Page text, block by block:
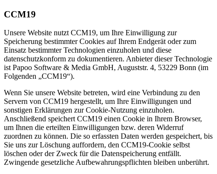
CCM19
Unsere Website nutzt CCM19, um Ihre Einwilligung zur
Speicherung bestimmter Cookies auf Ihrem Endgerät oder zum
Einsatz bestimmter Technologien einzuholen und diese
datenschutzkonform zu dokumentieren. Anbieter dieser Technologie
ist Papoo Software & Media GmbH, Auguststr. 4, 53229 Bonn (im
Folgenden „CCM19“).
Wenn Sie unsere Website betreten, wird eine Verbindung zu den
Servern von CCM19 hergestellt, um Ihre Einwilligungen und
sonstigen Erklärungen zur Cookie-Nutzung einzuholen.
Anschließend speichert CCM19 einen Cookie in Ihrem Browser,
um Ihnen die erteilten Einwilligungen bzw. deren Widerruf
zuordnen zu können. Die so erfassten Daten werden gespeichert, bis
Sie uns zur Löschung auffordern, den CCM19-Cookie selbst
löschen oder der Zweck für die Datenspeicherung entfällt.
Zwingende gesetzliche Aufbewahrungspflichten bleiben unberührt.